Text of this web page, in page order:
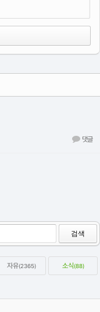
댓글
검색
자유(2365) 소식(88)